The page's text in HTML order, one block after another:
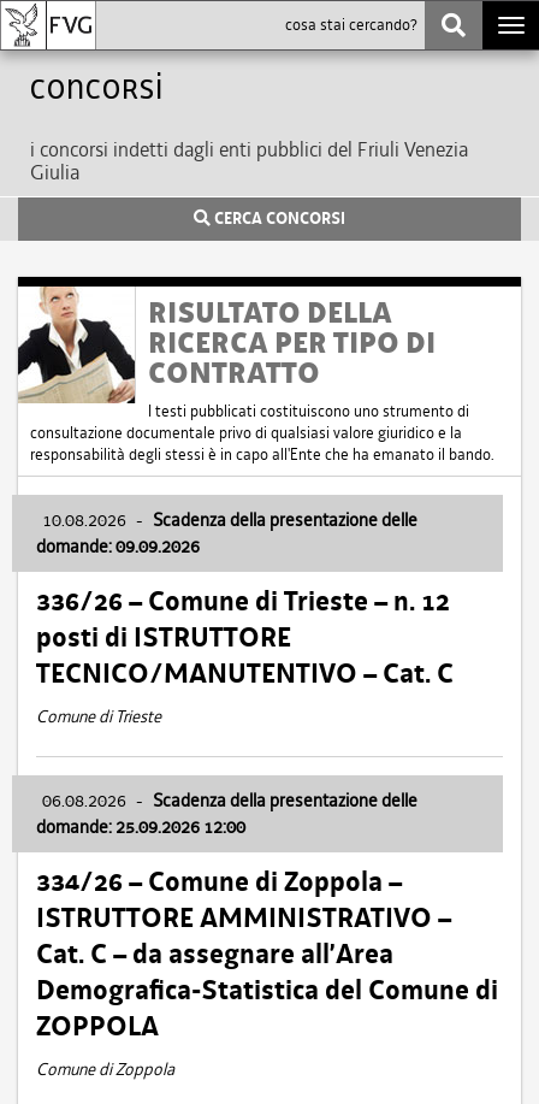
Concorsi
i concorsi indetti dagli enti pubblici del Friuli Venezia
Giulia
CERCA CONCORSI
RISULTATO DELLA
RICERCA PER TIPO DI
CONTRATTO
I testi pubblicati costituiscono uno strumento di
consultazione documentale privo di qualsiasi valore giuridico e la
responsabilità degli stessi è in capo all'Ente che ha emanato il bando.
10.08.2026 - Scadenza della presentazione delle
domande: 09.09.2026
336/26 – Comune di Trieste – n. 12
posti di ISTRUTTORE
TECNICO/MANUTENTIVO – Cat. C
Comune di Trieste
06.08.2026 - Scadenza della presentazione delle
domande: 25.09.2026 12:00
334/26 – Comune di Zoppola –
ISTRUTTORE AMMINISTRATIVO –
Cat. C – da assegnare all’Area
Demografica-Statistica del Comune di
ZOPPOLA
Comune di Zoppola